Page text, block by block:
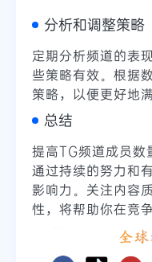
分析和调整策略
定期分析频道的表
些策略有效。根据
策略，以便更好地
总结
提高TG频道成员数
通过持续的努力和
影响力。关注内容
性，将帮助你在竞